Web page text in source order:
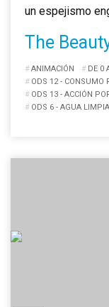
ANIMACIÓN
DE 0
ODS 12 - CONSUMO
ODS 13 - ACCIÓN
ODS 6 - AGUA LIMPIA
The
un espejismo